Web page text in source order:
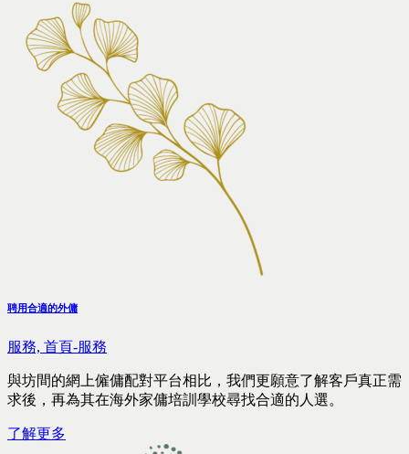
聘用合適的外傭
服務, 首頁-服務
與坊間的網上僱傭配對平台相比，我們更願意了解客戶真正需
求後，再為其在海外家傭培訓學校尋找合適的人選。
了解更多